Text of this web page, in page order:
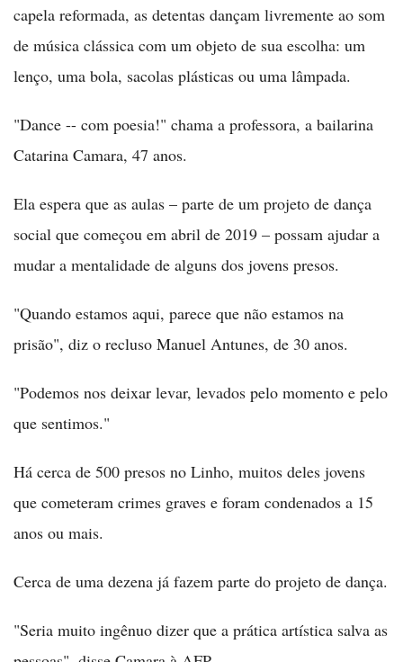
capela reformada, as detentas dançam livremente ao som
de música clássica com um objeto de sua escolha: um
lenço, uma bola, sacolas plásticas ou uma lâmpada.
"Dance -- com poesia!" chama a professora, a bailarina
Catarina Camara, 47 anos.
Ela espera que as aulas – parte de um projeto de dança
social que começou em abril de 2019 – possam ajudar a
mudar a mentalidade de alguns dos jovens presos.
"Quando estamos aqui, parece que não estamos na
prisão", diz o recluso Manuel Antunes, de 30 anos.
"Podemos nos deixar levar, levados pelo momento e pelo
que sentimos."
Há cerca de 500 presos no Linho, muitos deles jovens
que cometeram crimes graves e foram condenados a 15
anos ou mais.
Cerca de uma dezena já fazem parte do projeto de dança.
"Seria muito ingênuo dizer que a prática artística salva as